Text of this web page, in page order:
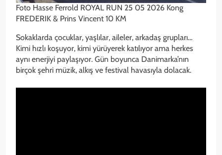
Foto Hasse Ferrold ROYAL RUN 25 05 2026 Kong
FREDERIK & Prins Vincent 10 KM
Sokaklarda çocuklar, yaşlılar, aileler, arkadaş grupları…
Kimi hızlı koşuyor, kimi yürüyerek katılıyor ama herkes
aynı enerjiyi paylaşıyor. Gün boyunca Danimarka’nın
birçok şehri müzik, alkış ve festival havasıyla dolacak.